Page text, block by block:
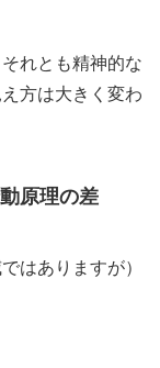
れとも精神的な
方は大きく変わ
原理の差
はありますが）